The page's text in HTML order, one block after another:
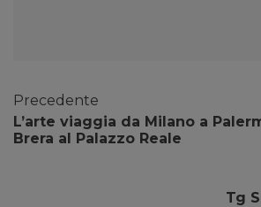
Precedente
L’arte viaggia da Milano a
Brera al Palazzo Reale
Tg